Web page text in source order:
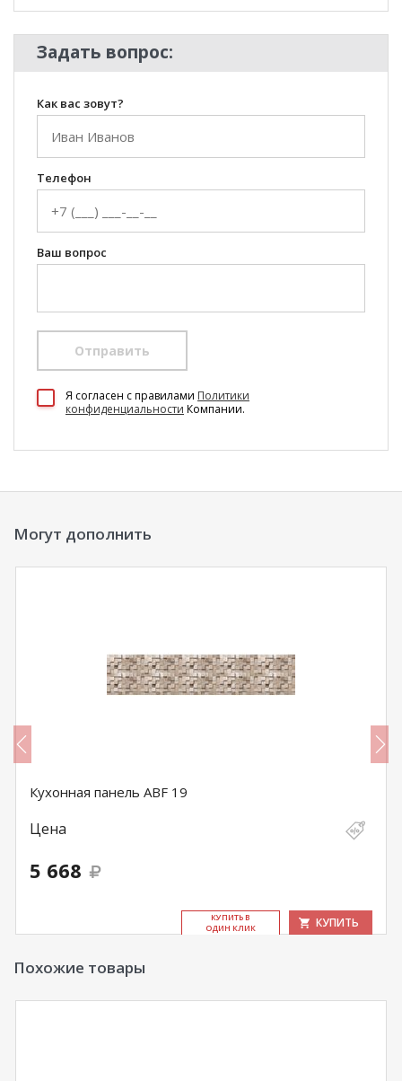
Задать вопрос:
Как вас зовут?
Телефон
Ваш вопрос
Отправить
Я согласен c правилами Политики
конфиденциальности Компании.
Могут дополнить
Кухонная панель ABF 19
Цена
5 668
КУ­ПИТЬ В
ОДИН КЛИК
КУПИТЬ
Похожие товары